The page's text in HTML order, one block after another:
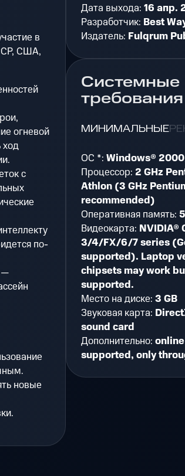
в
США,
огневой
с
по-
—
новые
Дата выхода:16 апр.
Разработчик: Best
Издатель: Fulqrum
Системные
требования
МИНИМАЛЬНЫЕ
ОС *:Windows®
Процессор:2 GHz
Athlon (3 GHz
recommended)
Оперативная память:
Видеокарта: NVIDIA®
3/4/FX/6/7 series
supported). Laptop
chipsets may work
supported.
Место на диске:3 GB
Звуковая карта:
sound card
Дополнительно:
supported, only